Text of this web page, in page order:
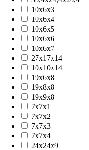
10x6x3
10x6x4
10x6x5
10x6x6
10x6x7
27x17x14
10x10x14
19x6x8
19x8x8
19x9x8
7x7x1
7x7x2
7x7x3
7x7x4
24x24x9